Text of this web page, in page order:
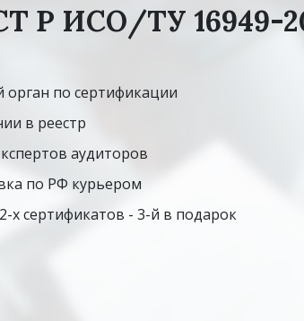
Р ИСО/ТУ 16949-
по сертификации
в реестр
аудиторов
по РФ курьером
х сертификатов - 3-й в подарок